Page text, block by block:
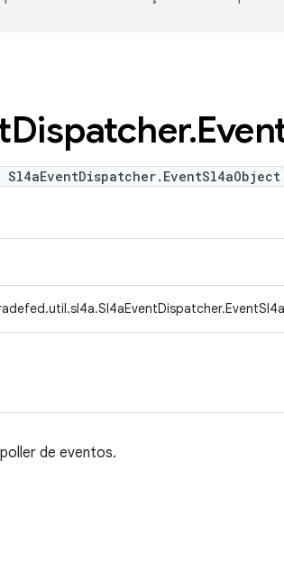
Dispatcher.
de eventos.